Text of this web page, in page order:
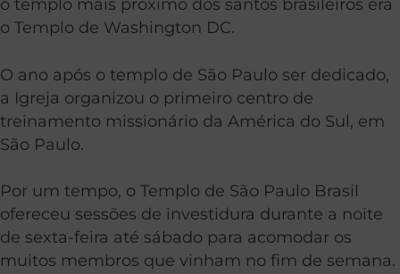
o templo mais próximo dos santos brasileiros era
o Templo de Washington DC.
O ano após o templo de São Paulo ser dedicado,
a Igreja organizou o primeiro centro de
treinamento missionário da América do Sul, em
São Paulo.
Por um tempo, o Templo de São Paulo Brasil
ofereceu sessões de investidura durante a noite
de sexta-feira até sábado para acomodar os
muitos membros que vinham no fim de semana.